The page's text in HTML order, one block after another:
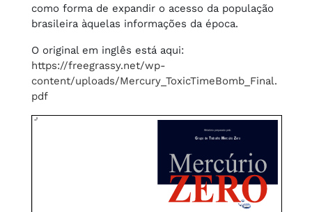
como forma de expandir o acesso da população
brasileira àquelas informações da época.
O original em inglês está aqui:
https://freegrassy.net/wp-
content/uploads/Mercury_ToxicTimeBomb_Final.
pdf